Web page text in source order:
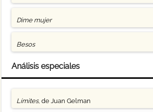
Dime mujer
Besos
Análisis especiales
Límites, de Juan Gelman